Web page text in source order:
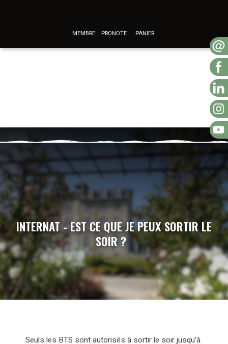
MEMBRE PRONOTE PANIER
INTERNAT - EST CE QUE JE PEUX SORTIR LE
SOIR ?
Seuls les BTS sont autorisés à sortir le soir jusqu’à